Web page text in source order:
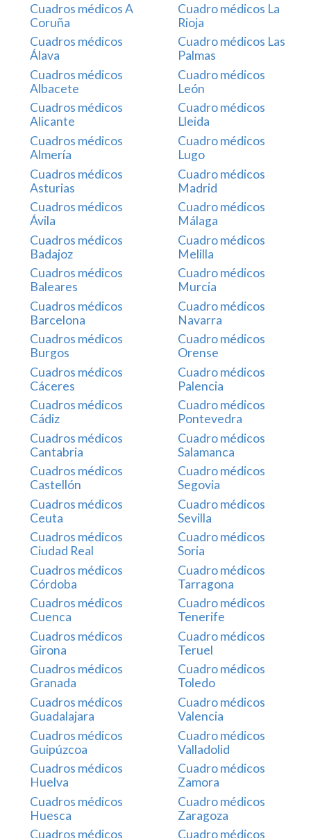
Cuadros médicos A
Coruña
Cuadros médicos
Álava
Cuadros médicos
Albacete
Cuadros médicos
Alicante
Cuadros médicos
Almería
Cuadros médicos
Asturias
Cuadros médicos
Ávila
Cuadros médicos
Badajoz
Cuadros médicos
Baleares
Cuadros médicos
Barcelona
Cuadros médicos
Burgos
Cuadros médicos
Cáceres
Cuadros médicos
Cádiz
Cuadros médicos
Cantabria
Cuadros médicos
Castellón
Cuadros médicos
Ceuta
Cuadros médicos
Ciudad Real
Cuadros médicos
Córdoba
Cuadros médicos
Cuenca
Cuadros médicos
Girona
Cuadros médicos
Granada
Cuadros médicos
Guadalajara
Cuadros médicos
Guipúzcoa
Cuadros médicos
Huelva
Cuadros médicos
Huesca
Cuadros médicos
Cuadro médicos La
Rioja
Cuadro médicos Las
Palmas
Cuadro médicos
León
Cuadro médicos
Lleida
Cuadro médicos
Lugo
Cuadro médicos
Madrid
Cuadro médicos
Málaga
Cuadro médicos
Melilla
Cuadro médicos
Murcia
Cuadro médicos
Navarra
Cuadro médicos
Orense
Cuadro médicos
Palencia
Cuadro médicos
Pontevedra
Cuadro médicos
Salamanca
Cuadro médicos
Segovia
Cuadro médicos
Sevilla
Cuadro médicos
Soria
Cuadro médicos
Tarragona
Cuadro médicos
Tenerife
Cuadro médicos
Teruel
Cuadro médicos
Toledo
Cuadro médicos
Valencia
Cuadro médicos
Valladolid
Cuadro médicos
Zamora
Cuadro médicos
Zaragoza
Cuadro médicos